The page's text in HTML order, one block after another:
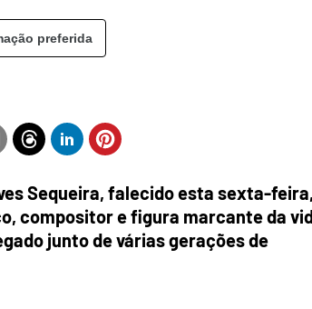
preferida
Sequeira, falecido esta sexta-
compositor e figura marcante da
junto de várias gerações de